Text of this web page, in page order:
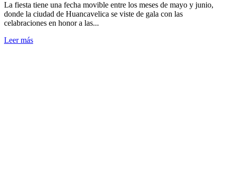
La fiesta tiene una fecha movible entre los meses de mayo y junio,
donde la ciudad de Huancavelica se viste de gala con las
celabraciones en honor a las...
Leer más